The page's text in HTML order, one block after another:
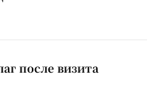
после визита